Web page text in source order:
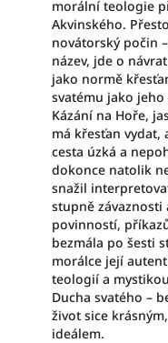
morální teologie
Akvinského.
novátorský počin
název, jde o
jako normě
svatému jako
Kázání na Hoře,
má křesťan vydat,
cesta úzká a
dokonce natolik
snažil
stupně
povinností,
bezmála po šesti
morálce její
teologií a
Ducha svatého –
život sice
ideálem.